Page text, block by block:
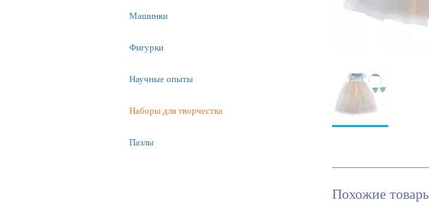
Похожие
Машинки
Фигурки
Научные опыты
Наборы для творчества
Пазлы